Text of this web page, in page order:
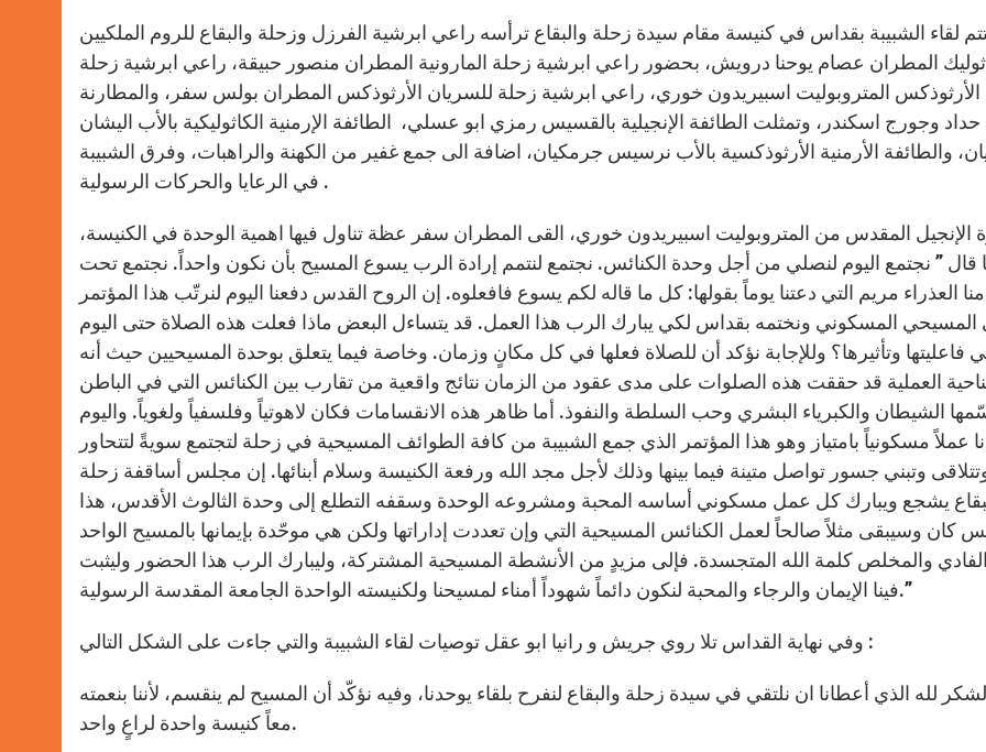
لقاء الشبيبة بقداس في كنيسة مقام سيدة زحلة والبقاع ترأسه راعي ابرشية الفرزل وزحلة والبقاع للروم الملكيين
المطران عصام يوحنا درويش، بحضور راعي ابرشية زحلة المارونية المطران منصور حبيقة، راعي ابرشية زحلة
الأرثوذكس المتروبوليت اسبيريدون خوري، راعي ابرشية زحلة للسريان الأرثوذكس المطران بولس سفر، والمطارنة
حداد وجورج اسكندر، وتمثلت الطائفة الإنجيلية بالقسيس رمزي ابو عسلي، الطائفة الإرمنية الكاثوليكية بالأب اليشان
والطائفة الأرمنية الأرثوذكسية بالأب نرسيس جرمكيان، اضافة الى جمع غفير من الكهنة والراهبات، وفرق الشبيبة
في الرعايا والحركات الرسولية .
الإنجيل المقدس من المتروبوليت اسبيريدون خوري، القى المطران سفر عظة تناول فيها اهمية الوحدة في الكنيسة،
قال ” نجتمع اليوم لنصلي من أجل وحدة الكنائس. نجتمع لنتمم إرادة الرب يسوع المسيح بأن نكون واحداً. نجتمع تحت
العذراء مريم التي دعتنا يوماً بقولها: كل ما قاله لكم يسوع فافعلوه. إن الروح القدس دفعنا اليوم لنرتّب هذا المؤتمر
المسيحي المسكوني ونختمه بقداس لكي يبارك الرب هذا العمل. قد يتساءل البعض ماذا فعلت هذه الصلاة حتى اليوم
فاعليتها وتأثيرها؟ وللإجابة نؤكد أن للصلاة فعلها في كل مكانٍ وزمان. وخاصة فيما يتعلق بوحدة المسيحيين حيث أنه
العملية قد حققت هذه الصلوات على مدى عقود من الزمان نتائج واقعية من تقارب بين الكنائس التي في الباطن
الشيطان والكبرياء البشري وحب السلطة والنفوذ. أما ظاهر هذه الانقسامات فكان لاهوتياً وفلسفياً ولغوياً. واليوم
عملاً مسكونياً بامتياز وهو هذا المؤتمر الذي جمع الشبيبة من كافة الطوائف المسيحية في زحلة لتجتمع سويةً لتتحاور
وتبني جسور تواصل متينة فيما بينها وذلك لأجل مجد الله ورفعة الكنيسة وسلام أبنائها. إن مجلس أساقفة زحلة
يشجع ويبارك كل عمل مسكوني أساسه المحبة ومشروعه الوحدة وسقفه التطلع إلى وحدة الثالوث الأقدس، هذا
كان وسيبقى مثلاً صالحاً لعمل الكنائس المسيحية التي وإن تعددت إداراتها ولكن هي موحّدة بإيمانها بالمسيح الواحد
الفادي والمخلص كلمة الله المتجسدة. فإلى مزيدٍ من الأنشطة المسيحية المشتركة، وليبارك الرب هذا الحضور وليثبت
فينا الإيمان والرجاء والمحبة لنكون دائماً شهوداً أمناء لمسيحنا ولكنيسته الواحدة الجامعة المقدسة الرسولية.”
وفي نهاية القداس تلا روي جريش و رانيا ابو عقل توصيات لقاء الشبيبة والتي جاءت على الشكل التالي :
لله الذي أعطانا ان نلتقي في سيدة زحلة والبقاع لنفرح بلقاء يوحدنا، وفيه نؤكّد أن المسيح لم ينقسم، لأننا بنعمته
معاً كنيسة واحدة لراعٍ واحد.